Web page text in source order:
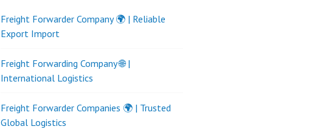
Freight Forwarder Company 🌍 | Reliable
Export Import
Freight Forwarding Company 🌐 |
International Logistics
Freight Forwarder Companies 🌍 | Trusted
Global Logistics